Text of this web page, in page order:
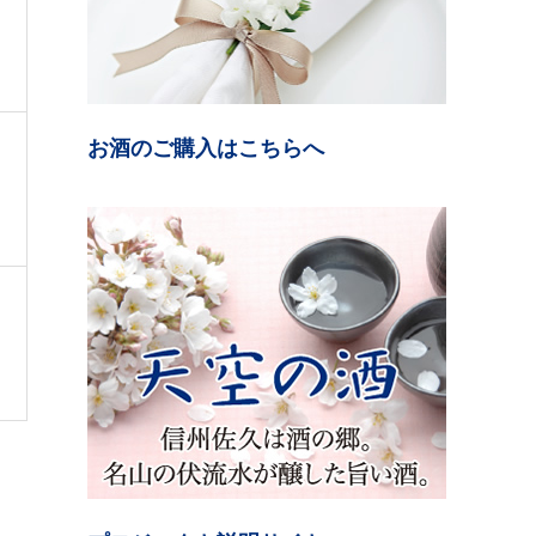
お酒のご購入はこちらへ